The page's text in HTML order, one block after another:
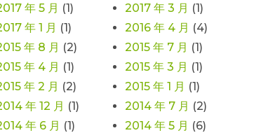
年 5 月 (1) 2017 年 3 月 (1)
年 1 月 (1) 2016 年 4 月 (4)
年 8 月 (2) 2015 年 7 月 (1)
年 4 月 (1) 2015 年 3 月 (1)
年 2 月 (2) 2015 年 1 月 (1)
年 12 月 (1) 2014 年 7 月 (2)
年 6 月 (1) 2014 年 5 月 (6)